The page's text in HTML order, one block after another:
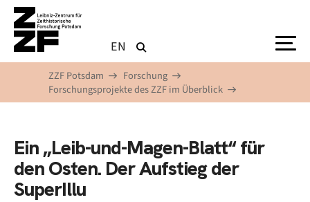
Direkt zum Inhalt
EN
ZZF Potsdam
Forschung
Forschungsprojekte des ZZF im Überblick
Ein „Leib-und-Magen-Blatt“ für
den Osten. Der Aufstieg der
SuperIllu